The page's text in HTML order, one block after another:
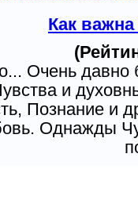
Как
Очень давно
и
Познание и
Однажды